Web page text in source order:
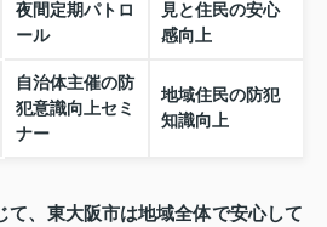
夜間定期パトロ
ール
見と住民の安心
感向上
自治体主催の防
犯意識向上セミ
ナー
地域住民の防犯
知識向上
て、東大阪市は地域全体で安心して